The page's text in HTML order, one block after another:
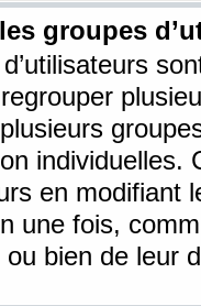
groupes
individuelles.
en modifiant
une fois,
ou bien de leur